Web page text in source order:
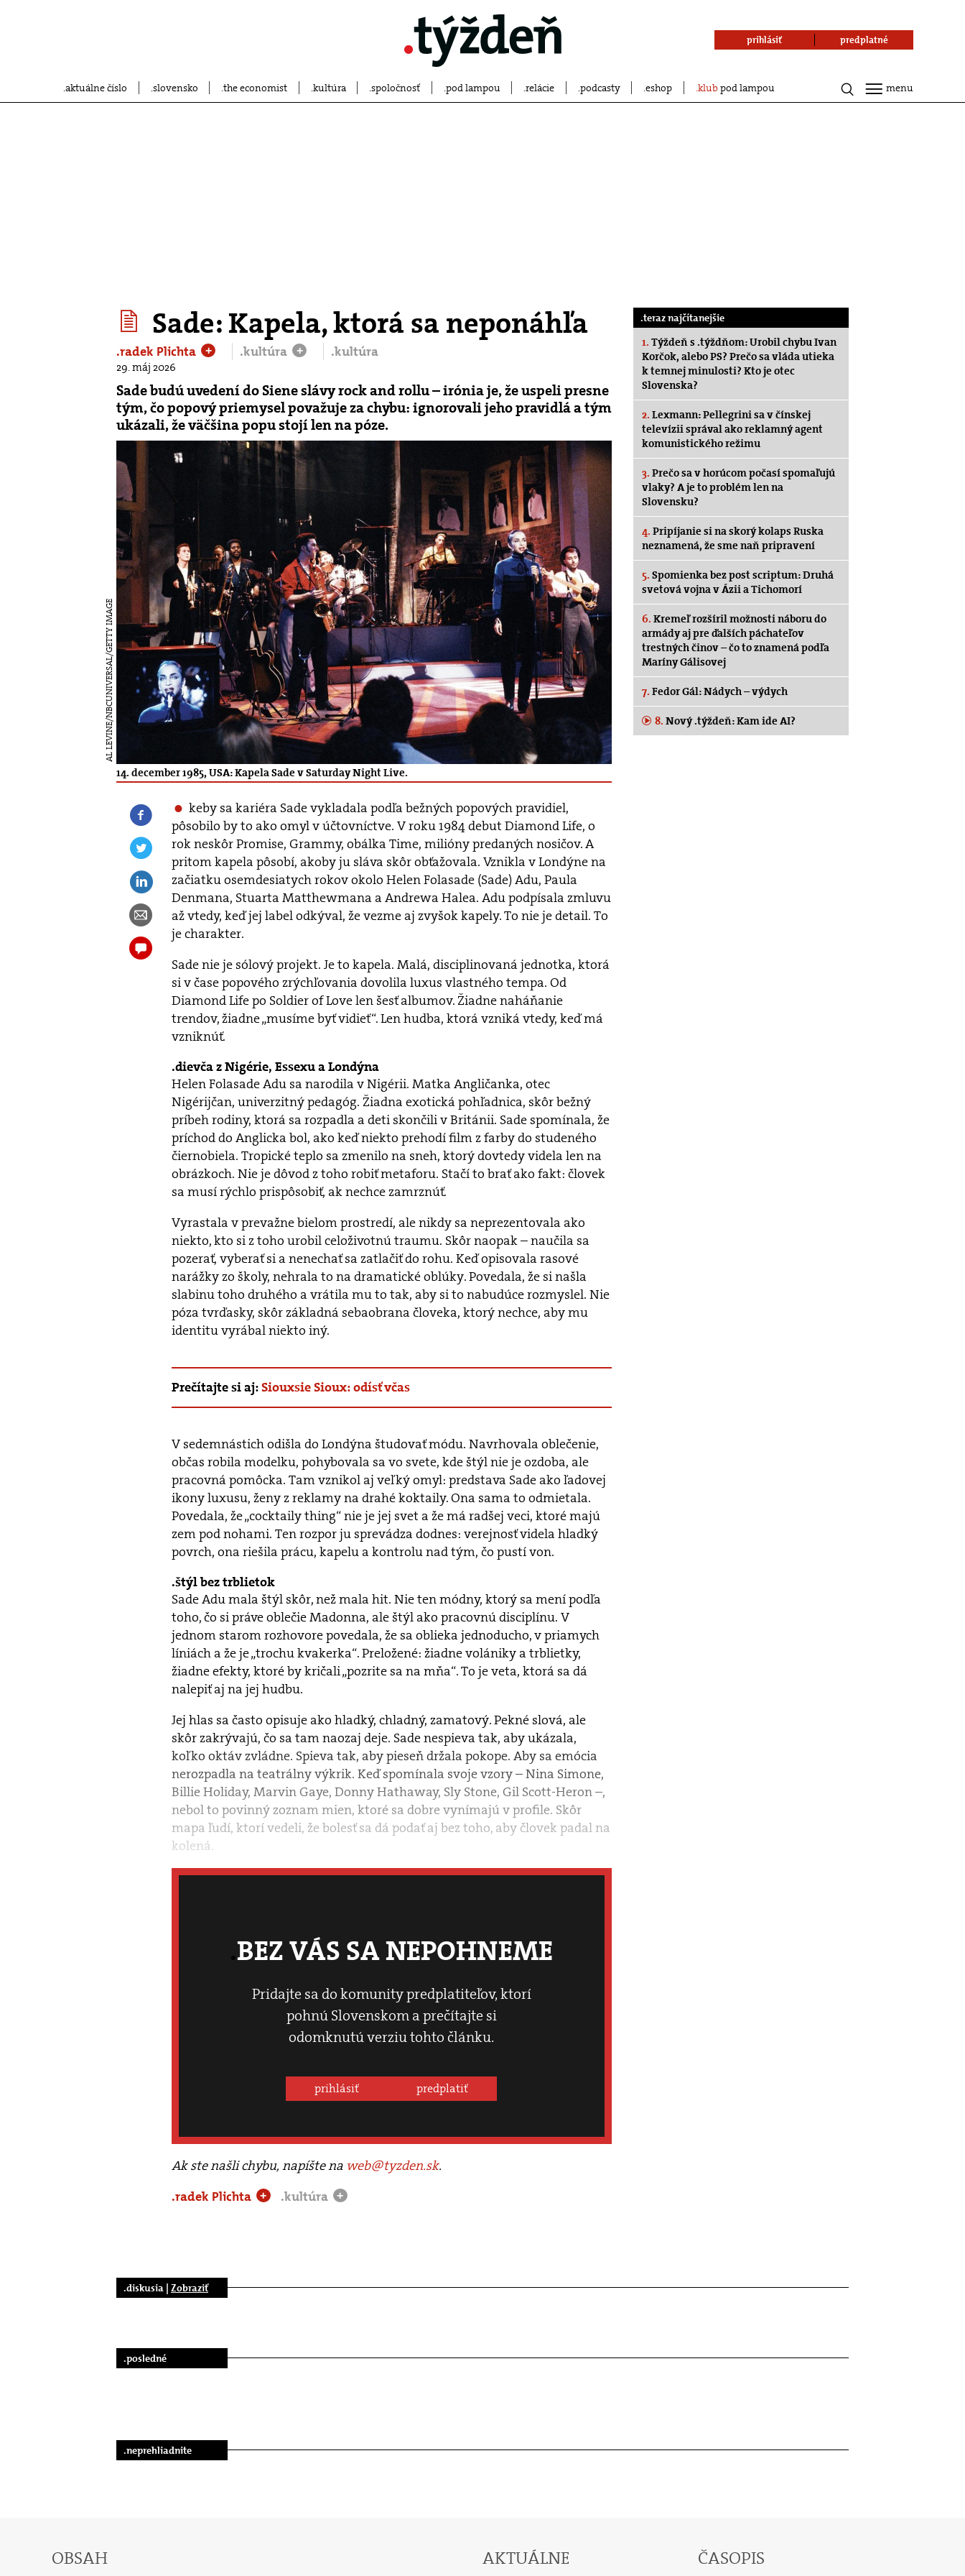
aktuálne číslo slovensko the economist kultúra spoločnosť pod lampou relácie podcasty eshop klubpod lampou
prihlásiť predplatné
menu
Sade: Kapela, ktorá sa neponáhľa
.radek Plichta + .kultúra + .kultúra
29. máj 2026
Sade budú uvedení do Siene slávy rock and rollu – irónia je, že uspeli presne
tým, čo popový priemysel považuje za chybu: ignorovali jeho pravidlá a tým
ukázali, že väčšina popu stojí len na póze.
AL LEVINE/NBCUNIVERSAL/GETTY IMAGE
14. december 1985, USA: Kapela Sade v Saturday Night Live.
keby sa kariéra Sade vykladala podľa bežných popových pravidiel,
pôsobilo by to ako omyl v účtovníctve. V roku 1984 debut Diamond Life, o
rok neskôr Promise, Grammy, obálka Time, milióny predaných nosičov. A
pritom kapela pôsobí, akoby ju sláva skôr obťažovala. Vznikla v Londýne na
začiatku osemdesiatych rokov okolo Helen Folasade (Sade) Adu, Paula
Denmana, Stuarta Matthewmana a Andrewa Halea. Adu podpísala zmluvu
až vtedy, keď jej label odkýval, že vezme aj zvyšok kapely. To nie je detail. To
je charakter.
Sade nie je sólový projekt. Je to kapela. Malá, disciplinovaná jednotka, ktorá
si v čase popového zrýchľovania dovolila luxus vlastného tempa. Od
Diamond Life po Soldier of Love len šesť albumov. Žiadne naháňanie
trendov, žiadne „musíme byť vidieť“. Len hudba, ktorá vzniká vtedy, keď má
vzniknúť.
dievča z Nigérie, Essexu a Londýna
Helen Folasade Adu sa narodila v Nigérii. Matka Angličanka, otec
Nigérijčan, univerzitný pedagóg. Žiadna exotická pohľadnica, skôr bežný
príbeh rodiny, ktorá sa rozpadla a deti skončili v Británii. Sade spomínala, že
príchod do Anglicka bol, ako keď niekto prehodí film z farby do studeného
čiernobiela. Tropické teplo sa zmenilo na sneh, ktorý dovtedy videla len na
obrázkoch. Nie je dôvod z toho robiť metaforu. Stačí to brať ako fakt: človek
sa musí rýchlo prispôsobiť, ak nechce zamrznúť.
Vyrastala v prevažne bielom prostredí, ale nikdy sa neprezentovala ako
niekto, kto si z toho urobil celoživotnú traumu. Skôr naopak – naučila sa
pozerať, vyberať si a nenechať sa zatlačiť do rohu. Keď opisovala rasové
narážky zo školy, nehrala to na dramatické oblúky. Povedala, že si našla
slabinu toho druhého a vrátila mu to tak, aby si to nabudúce rozmyslel. Nie
póza tvrďasky, skôr základná sebaobrana človeka, ktorý nechce, aby mu
identitu vyrábal niekto iný.
Prečítajte si aj:Siouxsie Sioux: odísť včas
V sedemnástich odišla do Londýna študovať módu. Navrhovala oblečenie,
občas robila modelku, pohybovala sa vo svete, kde štýl nie je ozdoba, ale
pracovná pomôcka. Tam vznikol aj veľký omyl: predstava Sade ako ľadovej
ikony luxusu, ženy z reklamy na drahé koktaily. Ona sama to odmietala.
Povedala, že „cocktaily thing“ nie je jej svet a že má radšej veci, ktoré majú
zem pod nohami. Ten rozpor ju sprevádza dodnes: verejnosť videla hladký
povrch, ona riešila prácu, kapelu a kontrolu nad tým, čo pustí von.
štýl bez trblietok
Sade Adu mala štýl skôr, než mala hit. Nie ten módny, ktorý sa mení podľa
toho, čo si práve oblečie Madonna, ale štýl ako pracovnú disciplínu. V
jednom starom rozhovore povedala, že sa oblieka jednoducho, v priamych
líniách a že je „trochu kvakerka“. Preložené: žiadne volániky a trblietky,
žiadne efekty, ktoré by kričali „pozrite sa na mňa“. To je veta, ktorá sa dá
nalepiť aj na jej hudbu.
Jej hlas sa často opisuje ako hladký, chladný, zamatový. Pekné slová, ale
skôr zakrývajú, čo sa tam naozaj deje. Sade nespieva tak, aby ukázala,
koľko oktáv zvládne. Spieva tak, aby pieseň držala pokope. Aby sa emócia
nerozpadla na teatrálny výkrik. Keď spomínala svoje vzory – Nina Simone,
Billie Holiday, Marvin Gaye, Donny Hathaway, Sly Stone, Gil Scott-Heron –,
nebol to povinný zoznam mien, ktoré sa dobre vynímajú v profile. Skôr
mapa ľudí, ktorí vedeli, že bolesť sa dá podať aj bez toho, aby človek padal na
kolená.
BEZ VÁS SA NEPOHNEME
Pridajte sa do komunity predplatiteľov, ktorí
pohnú Slovenskom a prečítajte si
odomknutú verziu tohto článku.
prihlásiť predplatiť
Ak ste našli chybu, napíšte na web@tyzden.sk.
.radek Plichta
+ .kultúra +
.teraz najčítanejšie
1. Týždeň s .týždňom: Urobil chybu Ivan
Korčok, alebo PS? Prečo sa vláda utieka
k temnej minulosti? Kto je otec
Slovenska?
2. Lexmann: Pellegrini sa v čínskej
televízii správal ako reklamný agent
komunistického režimu
3. Prečo sa v horúcom počasí spomaľujú
vlaky? A je to problém len na
Slovensku?
4. Pripíjanie si na skorý kolaps Ruska
neznamená, že sme naň pripravení
5. Spomienka bez post scriptum: Druhá
svetová vojna v Ázii a Tichomorí
6. Kremeľ rozšíril možnosti náboru do
armády aj pre ďalších páchateľov
trestných činov – čo to znamená podľa
Maríny Gálisovej
7. Fedor Gál: Nádych – výdych
8. Nový .týždeň: Kam ide AI?
.diskusia | Zobraziť
.posledné
.neprehliadnite
OBSAH AKTUÁLNE ČASOPIS